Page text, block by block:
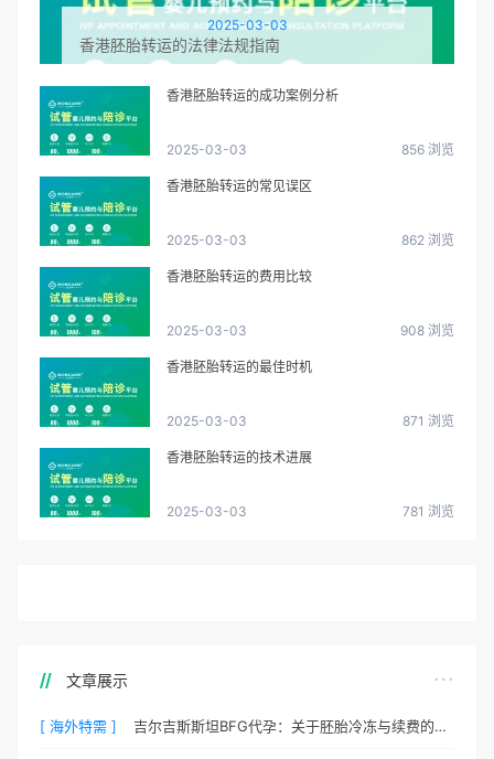
2025-03-03
香港胚胎转运的法律法规指南
香港胚胎转运的成功案例分析
2025-03-03 856 浏览
香港胚胎转运的常见误区
2025-03-03 862 浏览
香港胚胎转运的费用比较
2025-03-03 908 浏览
香港胚胎转运的最佳时机
2025-03-03 871 浏览
香港胚胎转运的技术进展
2025-03-03 781 浏览
文章展示
[ 海外特需 ] 吉尔吉斯斯坦BFG代孕：关于胚胎冷冻与续费的说明